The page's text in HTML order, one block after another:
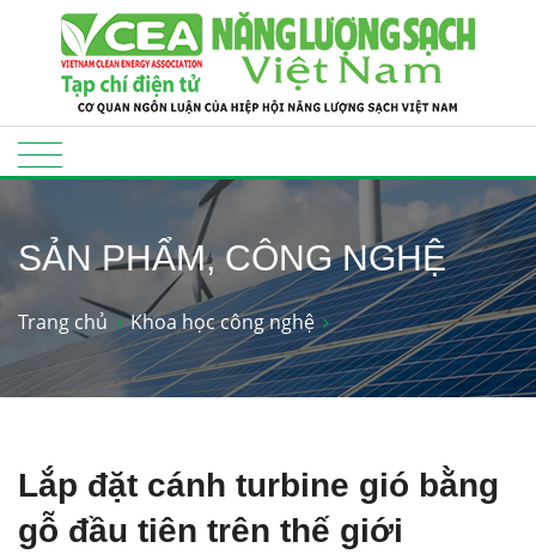
SẢN PHẨM, CÔNG NGHỆ
Trang chủ Khoa học công nghệ
Lắp đặt cánh turbine gió bằng
gỗ đầu tiên trên thế giới